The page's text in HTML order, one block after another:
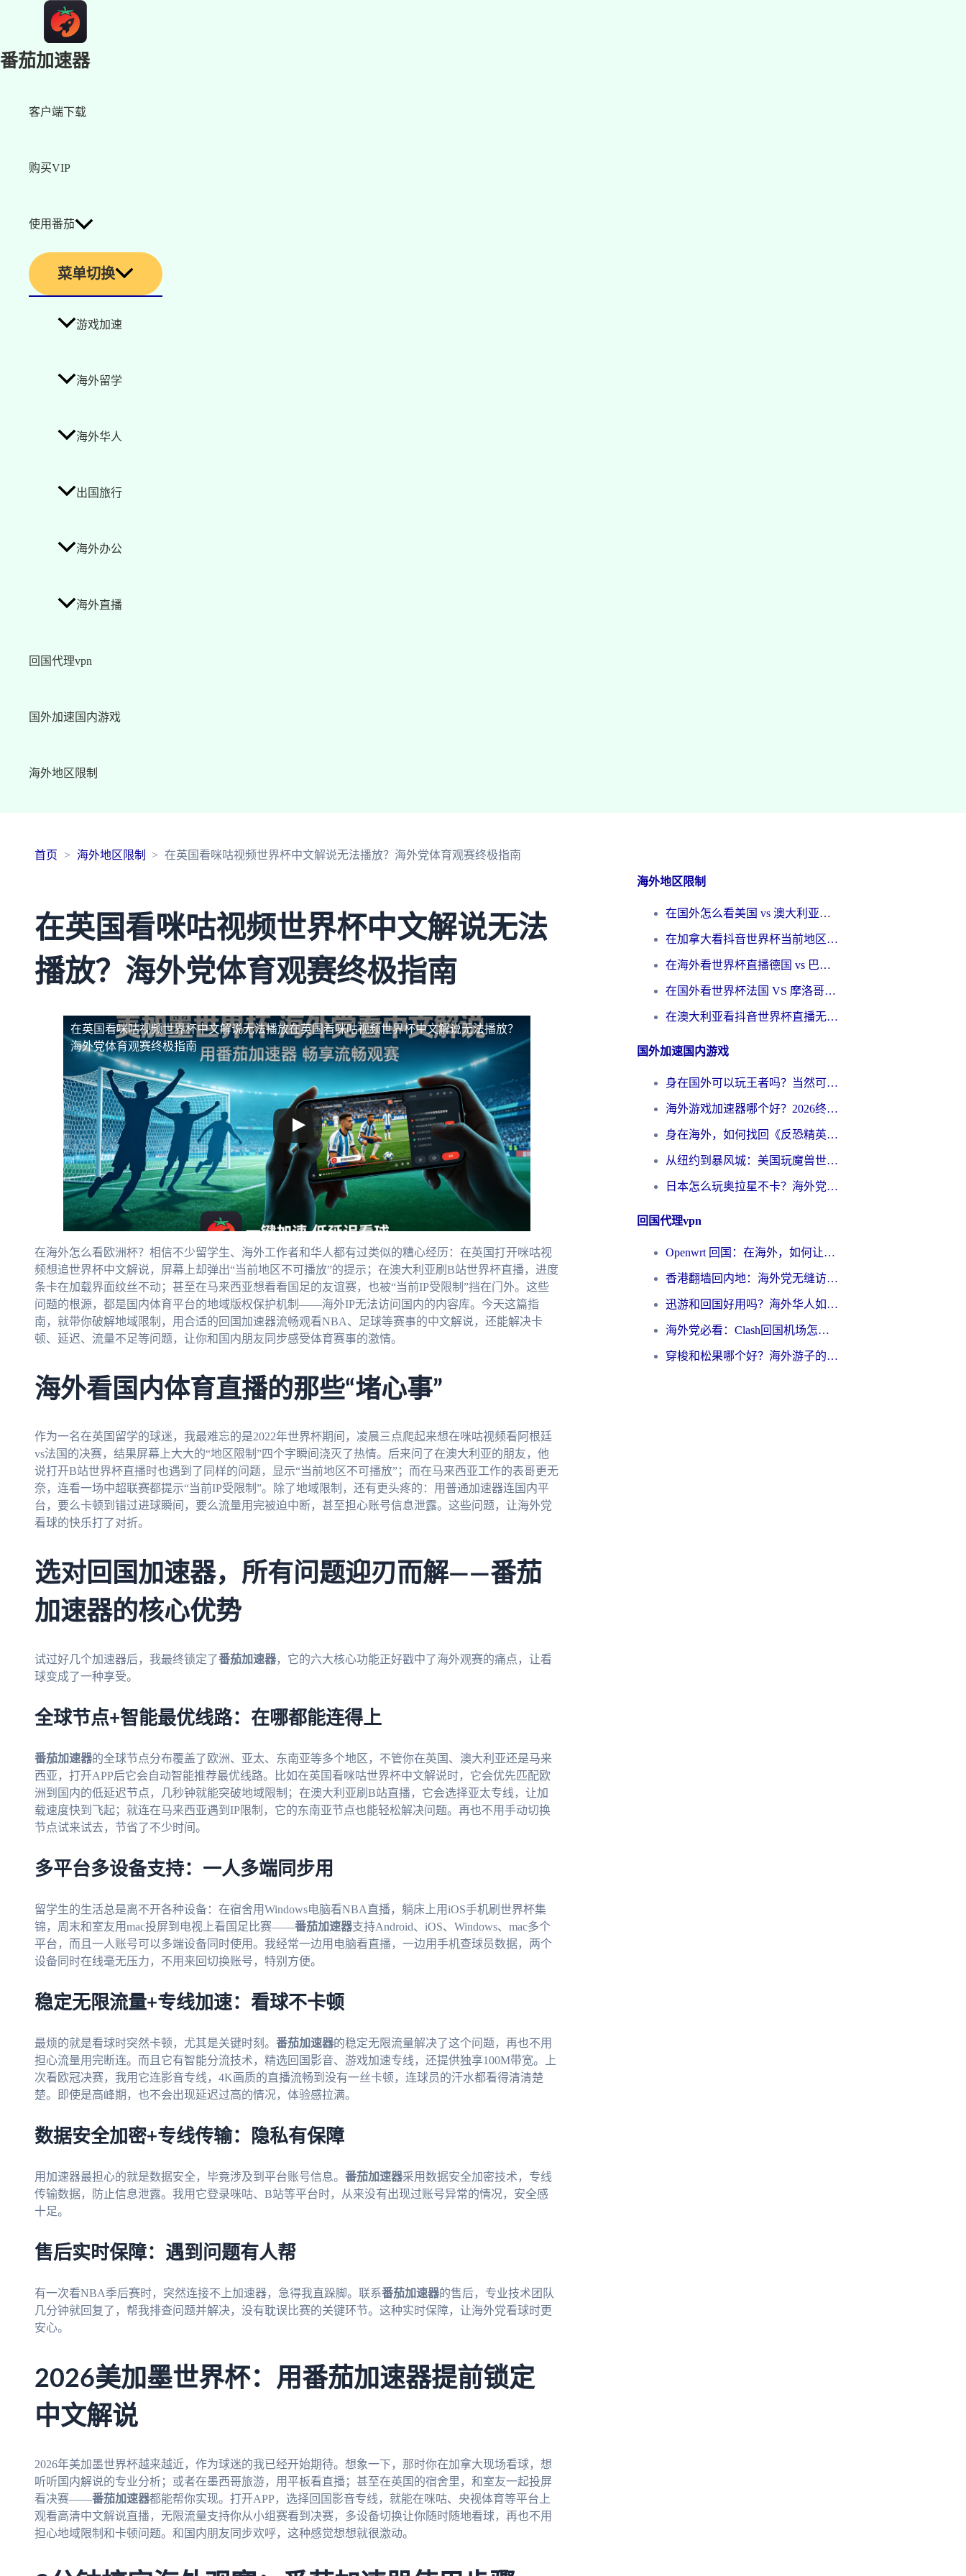
番茄加速器
客户端下载
购买VIP
使用番茄
菜单切换
游戏加速
海外留学
海外华人
出国旅行
海外办公
海外直播
回国代理vpn
国外加速国内游戏
海外地区限制
首页 海外地区限制 在英国看咪咕视频世界杯中文解说无法播放？海外党体育观赛终极指南
在英国看咪咕视频世界杯中文解说无法
播放？海外党体育观赛终极指南
在英国看咪咕视频世界杯中文解说无法播放在英国看咪咕视频世界杯中文解说无法播放？
海外党体育观赛终极指南
在海外怎么看欧洲杯？相信不少留学生、海外工作者和华人都有过类似的糟心经历：在英国打开咪咕视
频想追世界杯中文解说，屏幕上却弹出“当前地区不可播放”的提示；在澳大利亚刷B站世界杯直播，进度
条卡在加载界面纹丝不动；甚至在马来西亚想看看国足的友谊赛，也被“当前IP受限制”挡在门外。这些
问题的根源，都是国内体育平台的地域版权保护机制——海外IP无法访问国内的内容库。今天这篇指
南，就带你破解地域限制，用合适的回国加速器流畅观看NBA、足球等赛事的中文解说，还能解决卡
顿、延迟、流量不足等问题，让你和国内朋友同步感受体育赛事的激情。
海外看国内体育直播的那些“堵心事”
作为一名在英国留学的球迷，我最难忘的是2022年世界杯期间，凌晨三点爬起来想在咪咕视频看阿根廷
vs法国的决赛，结果屏幕上大大的“地区限制”四个字瞬间浇灭了热情。后来问了在澳大利亚的朋友，他
说打开B站世界杯直播时也遇到了同样的问题，显示“当前地区不可播放”；而在马来西亚工作的表哥更无
奈，连看一场中超联赛都提示“当前IP受限制”。除了地域限制，还有更头疼的：用普通加速器连国内平
台，要么卡顿到错过进球瞬间，要么流量用完被迫中断，甚至担心账号信息泄露。这些问题，让海外党
看球的快乐打了对折。
选对回国加速器，所有问题迎刃而解——番茄
加速器的核心优势
试过好几个加速器后，我最终锁定了番茄加速器，它的六大核心功能正好戳中了海外观赛的痛点，让看
球变成了一种享受。
全球节点+智能最优线路：在哪都能连得上
番茄加速器的全球节点分布覆盖了欧洲、亚太、东南亚等多个地区，不管你在英国、澳大利亚还是马来
西亚，打开APP后它会自动智能推荐最优线路。比如在英国看咪咕世界杯中文解说时，它会优先匹配欧
洲到国内的低延迟节点，几秒钟就能突破地域限制；在澳大利亚刷B站直播，它会选择亚太专线，让加
载速度快到飞起；就连在马来西亚遇到IP限制，它的东南亚节点也能轻松解决问题。再也不用手动切换
节点试来试去，节省了不少时间。
多平台多设备支持：一人多端同步用
留学生的生活总是离不开各种设备：在宿舍用Windows电脑看NBA直播，躺床上用iOS手机刷世界杯集
锦，周末和室友用mac投屏到电视上看国足比赛——番茄加速器支持Android、iOS、Windows、mac多个
平台，而且一人账号可以多端设备同时使用。我经常一边用电脑看直播，一边用手机查球员数据，两个
设备同时在线毫无压力，不用来回切换账号，特别方便。
稳定无限流量+专线加速：看球不卡顿
最烦的就是看球时突然卡顿，尤其是关键时刻。 番茄加速器的稳定无限流量解决了这个问题，再也不用
担心流量用完断连。而且它有智能分流技术，精选回国影音、游戏加速专线，还提供独享100M带宽。上
次看欧冠决赛，我用它连影音专线，4K画质的直播流畅到没有一丝卡顿，连球员的汗水都看得清清楚
楚。即使是高峰期，也不会出现延迟过高的情况，体验感拉满。
数据安全加密+专线传输：隐私有保障
用加速器最担心的就是数据安全，毕竟涉及到平台账号信息。 番茄加速器采用数据安全加密技术，专线
传输数据，防止信息泄露。我用它登录咪咕、B站等平台时，从来没有出现过账号异常的情况，安全感
十足。
售后实时保障：遇到问题有人帮
有一次看NBA季后赛时，突然连接不上加速器，急得我直跺脚。联系番茄加速器的售后，专业技术团队
几分钟就回复了，帮我排查问题并解决，没有耽误比赛的关键环节。这种实时保障，让海外党看球时更
安心。
2026美加墨世界杯：用番茄加速器提前锁定
中文解说
2026年美加墨世界杯越来越近，作为球迷的我已经开始期待。想象一下，那时你在加拿大现场看球，想
听听国内解说的专业分析；或者在墨西哥旅游，用平板看直播；甚至在英国的宿舍里，和室友一起投屏
看决赛——番茄加速器都能帮你实现。打开APP，选择回国影音专线，就能在咪咕、央视体育等平台上
观看高清中文解说直播，无限流量支持你从小组赛看到决赛，多设备切换让你随时随地看球，再也不用
担心地域限制和卡顿问题。和国内朋友同步欢呼，这种感觉想想就很激动。
海外地区限制
在国外怎么看美国 vs 澳大利亚世界杯直播？海外党必藏的中文解说观赛指南
在加拿大看抖音世界杯当前地区不可播放？海外党体育观赛终极指南
在海外看世界杯直播德国 vs 巴拉圭当前IP受限制？这篇指南帮你轻松解决地区限制
在国外看世界杯法国 VS 摩洛哥仅限中国大陆？别让地域限制拦下你的欢呼
在澳大利亚看抖音世界杯直播无法播放？海外党体育观赛终极指南来了！
国外加速国内游戏
身在国外可以玩王者吗？当然可以，但你需要这份“加速”指南
海外游戏加速器哪个好？2026终极指南帮你畅玩国服+解决卡顿难题
身在海外，如何找回《反恐精英：全球攻势》国服的丝滑手感？一份给你的终极指南
从纽约到暴风城：美国玩魔兽世界，如何找到你的最佳网络航线
日本怎么玩奥拉星不卡？海外党国服游戏加速器选择全攻略
回国代理vpn
Openwrt 回国：在海外，如何让家的网络触手可及
香港翻墙回内地：海外党无缝访问国内资源的加速器选择全攻略
迅游和回国好用吗？海外华人如何选择靠谱的回国加速器
海外党必看：Clash回国机场怎么选？一篇搞定无缝访问国内资源的全攻略
穿梭和松果哪个好？海外游子的数字归乡路，到底该怎么选